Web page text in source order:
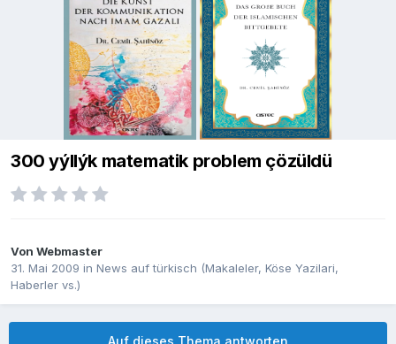
300 yýllýk matematik problem çözüldü
Von Webmaster
31. Mai 2009 in News auf türkisch (Makaleler, Köse Yazilari,
Haberler vs.)